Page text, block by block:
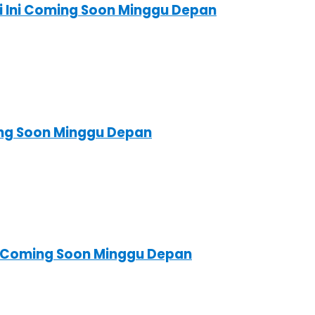
Coming Soon Minggu Depan
Soon Minggu Depan
Soon Minggu Depan